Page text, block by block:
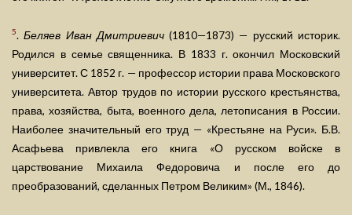
5.Беляев Иван Дмитриевич(1810—1873) — русский историк.
Родился в семье священника. В 1833 г. окончил Московский
университет. С 1852 г. — профессор истории права Московского
университета. Автор трудов по истории русского крестьянства,
права, хозяйства, быта, военного дела, летописания в России.
Наиболее значительный его труд — «Крестьяне на Руси». Б.В.
Асафьева привлекла его книга «О русском войске в
царствование Михаила Федоровича и после его до
преобразований, сделанных Петром Великим» (М., 1846).